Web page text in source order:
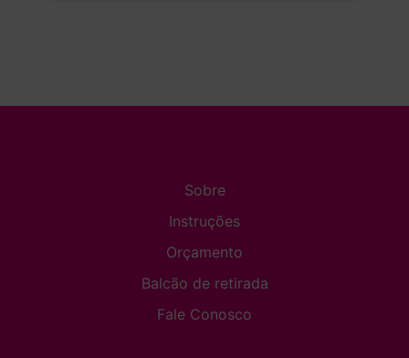
Sobre
Instruções
Orçamento
Balcão de retirada
Fale Conosco